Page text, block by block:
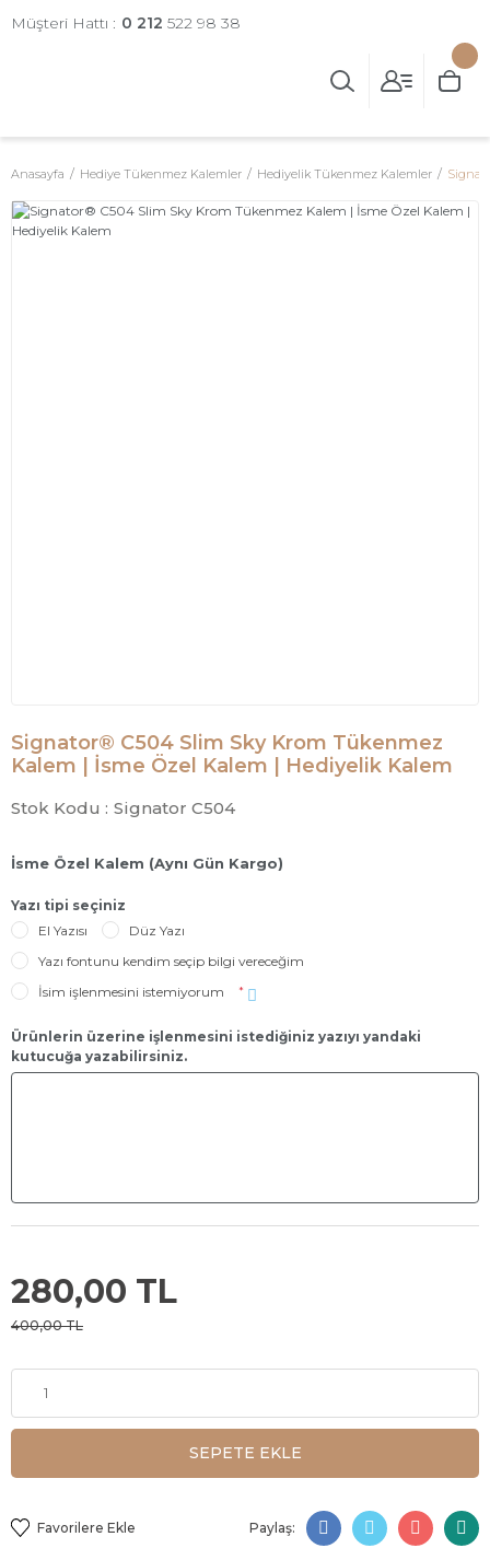
Müşteri Hattı : 0 212 522 98 38
Anasayfa Hediye Tükenmez Kalemler Hediyelik Tükenmez Kalemler
Signator® C504 Slim Sky Krom Tükenmez
Kalem | İsme Özel Kalem | Hediyelik Kalem
Stok Kodu : Signator C504
İsme Özel Kalem (Aynı Gün Kargo)
Yazı tipi seçiniz
El Yazısı
Düz Yazı
Yazı fontunu kendim seçip bilgi vereceğim
İsim işlenmesini istemiyorum
*
Ürünlerin üzerine işlenmesini istediğiniz yazıyı yandaki
kutucuğa yazabilirsiniz.
280,00 TL
400,00 TL
SEPETE EKLE
Paylaş: